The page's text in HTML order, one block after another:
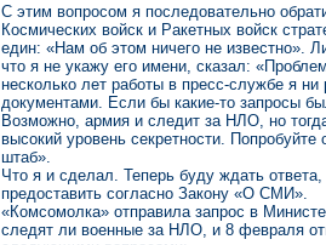
С этим вопросом я последовательно
Космических войск и Ракетных войск
един: «Нам об этом ничего не известно».
что я не укажу его имени, сказал:
несколько лет работы в пресс-службе я
документами. Если бы какие-то запросы
Возможно, армия и следит за НЛО, но
высокий уровень секретности. Попробуйте
штаб».
Что я и сделал. Теперь буду ждать
предоставить согласно Закону «О СМИ».
«Комсомолка» отправила запрос в
следят ли военные за НЛО, и 8 февраля